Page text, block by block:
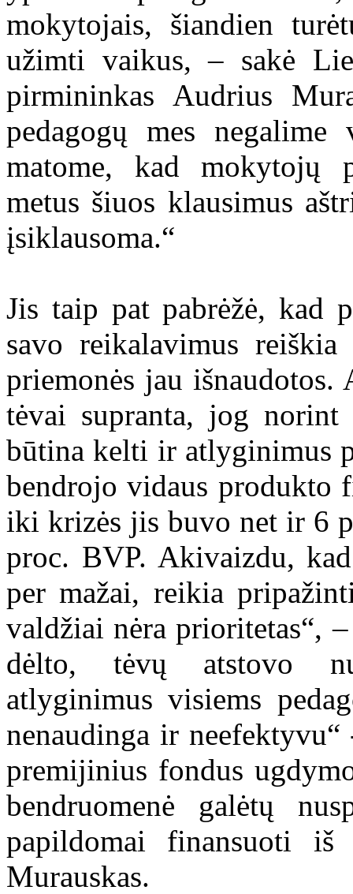
mokytojais, šiandien
užimti vaikus, – sakė
pirmininkas Audrius
pedagogų mes
matome, kad mokytojų
metus šiuos klausimus
įsiklausoma.“
Jis taip pat pabrėžė, kad
savo reikalavimus
priemonės jau
tėvai supranta, jog norint
būtina kelti ir atlyginimus
bendrojo vidaus produkto
iki krizės jis buvo net ir 6
proc. BVP. Akivaizdu,
per mažai, reikia
valdžiai nėra prioritetas“,
dėlto, tėvų atstovo
atlyginimus visiems
nenaudinga ir
premijinius fondus
bendruomenė galėtų
papildomai finansuoti
Murauskas.